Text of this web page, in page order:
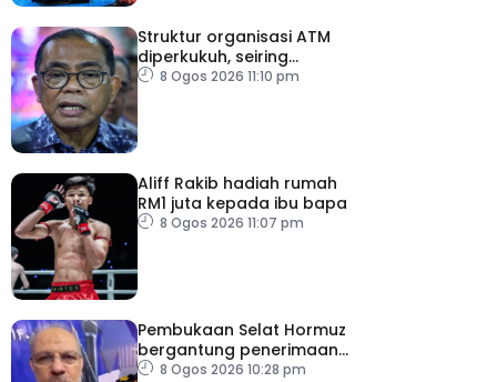
Struktur organisasi ATM
diperkukuh, seiring
pemodenan aset
8 Ogos 2026 11:10 pm
Aliff Rakib hadiah rumah
RM1 juta kepada ibu bapa
8 Ogos 2026 11:07 pm
Pembukaan Selat Hormuz
bergantung penerimaan
AS – IRGC
8 Ogos 2026 10:28 pm